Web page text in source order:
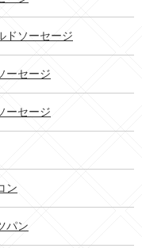
ドソーセージ
ーセージ
ーセージ
ン
パン